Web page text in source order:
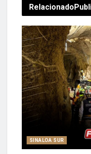
Relacionado
SINALOA SUR